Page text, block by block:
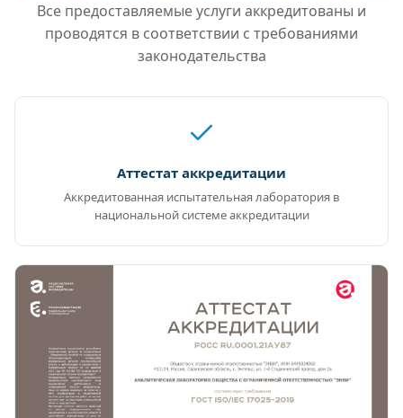
Все предоставляемые услуги аккредитованы и
проводятся в соответствии с требованиями
законодательства
Аттестат аккредитации
Аккредитованная испытательная лаборатория в
национальной системе аккредитации